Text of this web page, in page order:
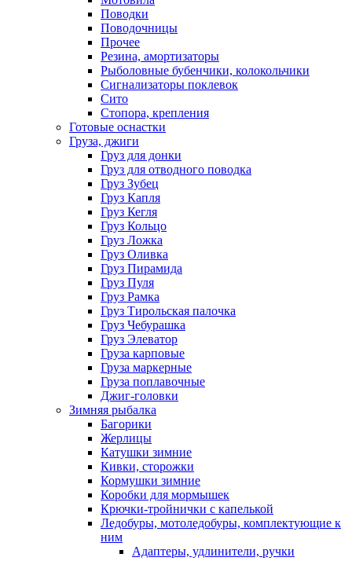
Поводки
Поводочницы
Прочее
Резина, амортизаторы
Рыболовные бубенчики, колокольчики
Сигнализаторы поклевок
Сито
Стопора, крепления
Готовые оснастки
Груза, джиги
Груз для донки
Груз для отводного поводка
Груз Зубец
Груз Капля
Груз Кегля
Груз Кольцо
Груз Ложка
Груз Оливка
Груз Пирамида
Груз Пуля
Груз Рамка
Груз Тирольская палочка
Груз Чебурашка
Груз Элеватор
Груза карповые
Груза маркерные
Груза поплавочные
Джиг-головки
Зимняя рыбалка
Багорики
Жерлицы
Катушки зимние
Кивки, сторожки
Кормушки зимние
Коробки для мормышек
Крючки-тройнички с капелькой
Ледобуры, мотоледобуры, комплектующие к
ним
Адаптеры, удлинители, ручки